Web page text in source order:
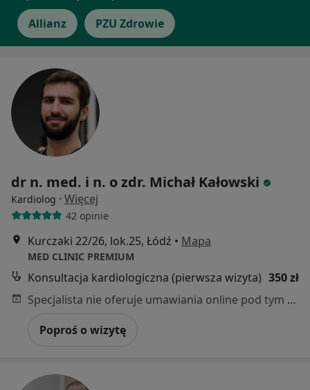
Allianz PZU Zdrowie
dr n. med. i n. o zdr. Michał Kałowski
Kardiolog · Więcej
42 opinie
Kurczaki 22/26, lok.25, Łódź • Mapa
MED CLINIC PREMIUM
Konsultacja kardiologiczna (pierwsza wizyta) 350 zł
Specjalista nie oferuje umawiania online pod tym adresem.
Poproś o wizytę